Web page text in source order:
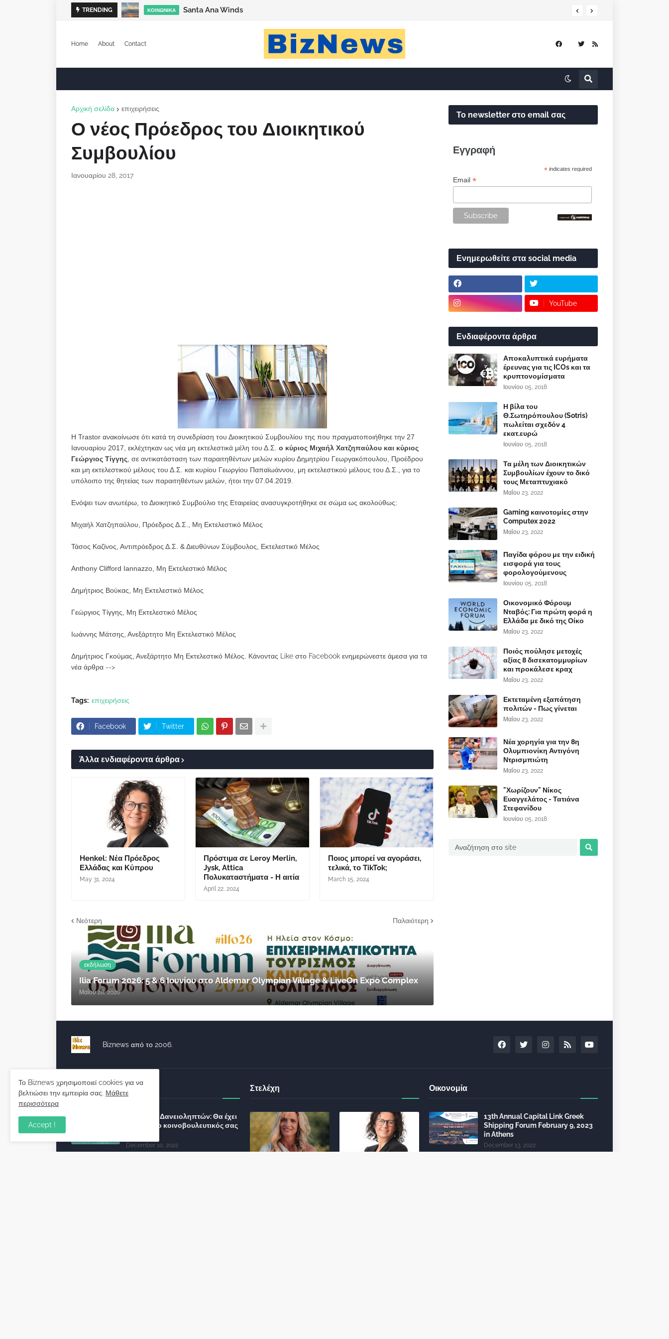
TRENDING ΚΟΙΝΩΝΙΚΆ Santa Ana Winds
Home About Contact
Αρχική σελίδα επιχειρήσεις
Ο νέος Πρόεδρος του Διοικητικού
Συμβουλίου
Ιανουαρίου 28, 2017
Η Trastor ανακοίνωσε ότι κατά τη συνεδρίαση του Διοικητικού Συμβουλίου της που πραγματοποιήθηκε την 27
Ιανουαρίου 2017, εκλέχτηκαν ως νέα μη εκτελεστικά μέλη του Δ.Σ. ο κύριος Μιχαήλ Χατζηπαύλου και κύριος
Γεώργιος Τίγγης , σε αντικατάσταση των παραιτηθέντων μελών κυρίου Δημητρίου Γεωργακόπουλου, Προέδρου
και μη εκτελεστικού μέλους του Δ.Σ. και κυρίου Γεωργίου Παπαϊωάννου, μη εκτελεστικού μέλους του Δ.Σ., για το
υπόλοιπο της θητείας των παραιτηθέντων μελών, ήτοι την 07.04.2019.
Ενόψει των ανωτέρω, το Διοικητικό Συμβούλιο της Εταιρείας ανασυγκροτήθηκε σε σώμα ως ακολούθως:
Μιχαήλ Χατζηπαύλου, Πρόεδρος Δ.Σ., Μη Εκτελεστικό Μέλος
Τάσος Καζίνος, Αντιπρόεδρος Δ.Σ. & Διευθύνων Σύμβουλος, Εκτελεστικό Μέλος
Anthony Clifford Iannazzo, Μη Εκτελεστικό Μέλος
Δημήτριος Βούκας, Μη Εκτελεστικό Μέλος
Γεώργιος Τίγγης, Μη Εκτελεστικό Μέλος
Ιωάννης Μάτσης, Ανεξάρτητο Μη Εκτελεστικό Μέλος
Δημήτριος Γκούμας, Ανεξάρτητο Μη Εκτελεστικό Μέλος. Κάνοντας Like στο Facebook ενημερώνεστε άμεσα για τα
νέα άρθρα -->
Tags: επιχειρήσεις
Facebook Twitter
Άλλα ενδιαφέροντα άρθρα
Henkel: Νέα Πρόεδρος
Ελλάδας και Κύπρου
May 31, 2024
Πρόστιμα σε Leroy Merlin,
Jysk, Attica
Πολυκαταστήματα - Η αιτία
April 22, 2024
Ποιος μπορεί να αγοράσει,
τελικά, το TikTok;
March 15, 2024
Νεότερη Παλαιότερη
εκδήλωση
Ilia Forum 2026: 5 & 6 Ιουνίου στο Aldemar Olympian Village & LiveOn Expo Complex
Μαΐου 28, 2026
Το newsletter στο email σας
Εγγραφή
* indicates required
Email *
Ενημερωθείτε στα social media
YouTube
Ενδιαφέροντα άρθρα
Αποκαλυπτικά ευρήματα
έρευνας για τις ICOs και τα
κρυπτονομίσματα
Ιουνίου 05, 2018
Η βίλα του
Θ.Σωτηρόπουλου (Sotris)
πωλείται σχεδόν 4
εκατ.ευρώ
Ιουνίου 05, 2018
Τα μέλη των Διοικητικών
Συμβουλίων έχουν το δικό
τους Μεταπτυχιακό
Μαΐου 23, 2022
Gaming καινοτομίες στην
Computex 2022
Μαΐου 23, 2022
Παγίδα φόρου με την ειδική
εισφορά για τους
φορολογούμενους
Ιουνίου 05, 2018
Οικονομικό Φόρουμ
Νταβός: Για πρώτη φορά η
Ελλάδα με δικό της Οίκο
Μαΐου 23, 2022
Ποιός πούλησε μετοχές
αξίας 8 δισεκατομμυρίων
και προκάλεσε κραχ
Μαΐου 23, 2022
Εκτεταμένη εξαπάτηση
πολιτών - Πως γίνεται
Μαΐου 23, 2022
Νέα χορηγία για την 8η
Ολυμπιονίκη Αντιγόνη
Ντρισμπιώτη
Μαΐου 23, 2022
"Χωρίζουν" Νίκος
Ευαγγελάτος - Τατιάνα
Στεφανίδου
Ιουνίου 05, 2018
Biznews από το 2006.
Απόψεις
Σύλλογος Δανειοληπτών: Θα έχει
συνέχεια ο κοινοβουλευτικός σας
December 10, 2022
Στελέχη Οικονομία
13th Annual Capital Link Greek
Shipping Forum February 9, 2023
in Athens
December 13, 2022
Το Biznews χρησιμοποιεί cookies για να
βελτιώσει την εμπειρία σας. Μάθετε
περισσότερα
Accept !